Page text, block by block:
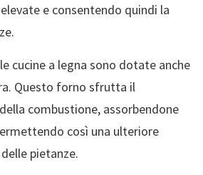
e consentendo quindi la
cucine a legna sono dotate anche
Questo forno sfrutta il
combustione, assorbendone
così una ulteriore
pietanze.